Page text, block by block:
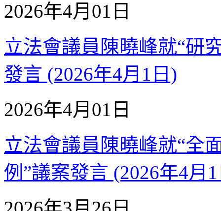
2026年4月01日
立法會議員陳曉峰就“研
發言 (2026年4月1日)
2026年4月01日
立法會議員陳曉峰就“全
例”議案發言 (2026年4月